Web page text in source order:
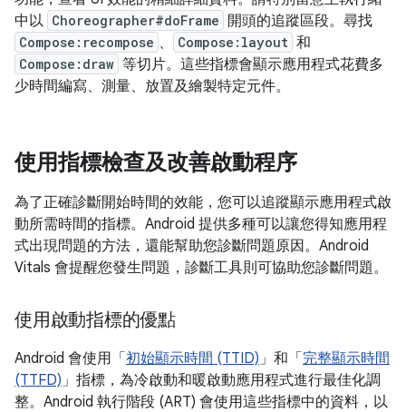
中以 Choreographer#doFrame 開頭的追蹤區段。尋找
Compose:recompose 、 Compose:layout 和
Compose:draw 等切片。這些指標會顯示應用程式花費多
少時間編寫、測量、放置及繪製特定元件。
使用指標檢查及改善啟動程序
為了正確診斷開始時間的效能，您可以追蹤顯示應用程式啟
動所需時間的指標。Android 提供多種可以讓您得知應用程
式出現問題的方法，還能幫助您診斷問題原因。Android
Vitals 會提醒您發生問題，診斷工具則可協助您診斷問題。
使用啟動指標的優點
Android 會使用「 初始顯示時間 (TTID)」和「 完整顯示時間
(TTFD)」指標，為冷啟動和暖啟動應用程式進行最佳化調
整。Android 執行階段 (ART) 會使用這些指標中的資料，以